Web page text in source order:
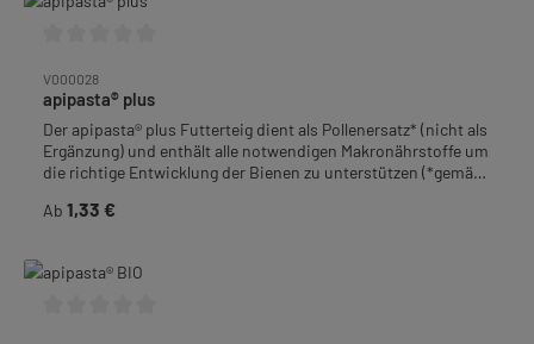
V000028
apipasta® plus
Der apipasta® plus Futterteig dient als Pollenersatz* (nicht als
Ergänzung) und enthält alle notwendigen Makronährstoffe um
die richtige Entwicklung der Bienen zu unterstützen (*gemäß
den Wiederaufbau der Proteinreserven nach längeren
stimuliert das Bienenvolk in Trachtlücken zwischen den
Regulärer Preis:
Ab 1,33 €